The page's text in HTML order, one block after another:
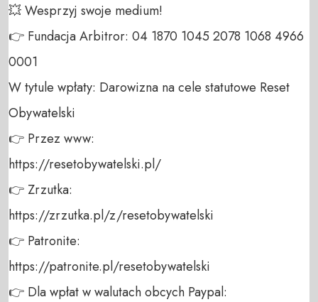
💥 Wesprzyj swoje medium!
👉 Fundacja Arbitror: 04 1870 1045 2078 1068 4966
0001
W tytule wpłaty: Darowizna na cele statutowe Reset
Obywatelski
👉 Przez www:
https://resetobywatelski.pl/
👉 Zrzutka:
https://zrzutka.pl/z/resetobywatelski
👉 Patronite:
https://patronite.pl/resetobywatelski
👉 Dla wpłat w walutach obcych Paypal: